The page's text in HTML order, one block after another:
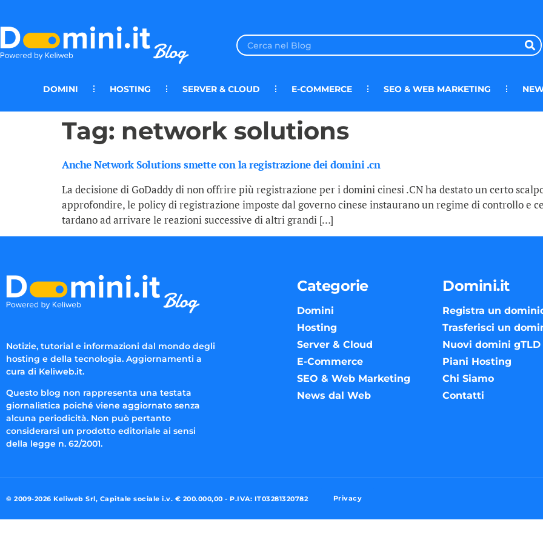
DOMINI HOSTING SERVER & CLOUD E-COMMERCE SEO & WEB MARKETING
Tag: network solutions
Anche Network Solutions smette con la registrazione dei domini .cn
La decisione di GoDaddy di non offrire più registrazione per i domini cinesi .CN ha destato un certo
approfondire, le policy di registrazione imposte dal governo cinese instaurano un regime di controllo e
tardano ad arrivare le reazioni successive di altri grandi […]
Notizie, tutorial e informazioni dal mondo degli
hosting e della tecnologia. Aggiornamenti a
cura di Keliweb.it.
Questo blog non rappresenta una testata
giornalistica poiché viene aggiornato senza
alcuna periodicità. Non può pertanto
considerarsi un prodotto editoriale ai sensi
della legge n. 62/2001.
Categorie
Domini
Hosting
Server & Cloud
E-Commerce
SEO & Web Marketing
News dal Web
Domini.it
Registra un
Trasferisci un
Nuovi domini gTLD
Piani Hosting
Chi Siamo
Contatti
© 2009-2026 Keliweb Srl, Capitale sociale i.v. € 200.000,00 - P.IVA: IT03281320782 Privacy